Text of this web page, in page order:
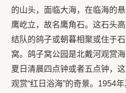
的山头，面临大海，在临海的
鹰屹立，故名鹰角石。这石头
结队的鸽子或朝暮相聚或住于
窝。鸽子窝公园是北戴河观赏
夏日清晨四点钟或者五点钟，
观赏“红日浴海”的奇景。1954